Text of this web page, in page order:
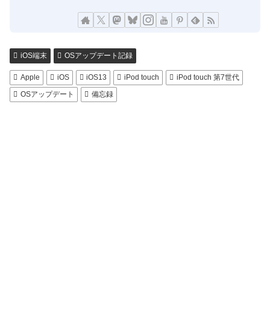
iOS端末 OSアップデート記録
Apple iOS iOS13 iPod touch
iPod touch 第7世代
OSアップデート
備忘録